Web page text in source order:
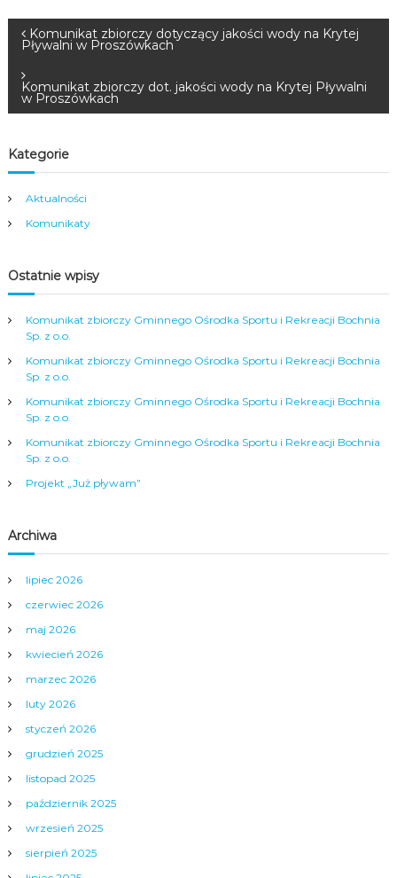
N
a
w
i
g
a
c
j
a
w
p
i
u
Komunikat zbiorczy dotyczący jakości wody na Krytej
Pływalni w Proszówkach
Komunikat zbiorczy dot. jakości wody na Krytej Pływalni
w Proszówkach
Kategorie
Aktualności
Komunikaty
Ostatnie wpisy
Komunikat zbiorczy Gminnego Ośrodka Sportu i Rekreacji Bochnia
Sp. z o.o.
Komunikat zbiorczy Gminnego Ośrodka Sportu i Rekreacji Bochnia
Sp. z o.o.
Komunikat zbiorczy Gminnego Ośrodka Sportu i Rekreacji Bochnia
Sp. z o.o.
Komunikat zbiorczy Gminnego Ośrodka Sportu i Rekreacji Bochnia
Sp. z o.o.
Projekt „Już pływam”
Archiwa
lipiec 2026
czerwiec 2026
maj 2026
kwiecień 2026
marzec 2026
luty 2026
styczeń 2026
grudzień 2025
listopad 2025
październik 2025
wrzesień 2025
sierpień 2025